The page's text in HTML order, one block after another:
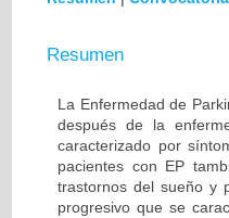
Resumen
La Enfermedad de
después de la
caracterizado por
pacientes con EP
trastornos del sueño y
progresivo que se